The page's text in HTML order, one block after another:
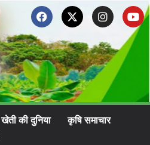
खेती की दुनिया
कृषि समाचार